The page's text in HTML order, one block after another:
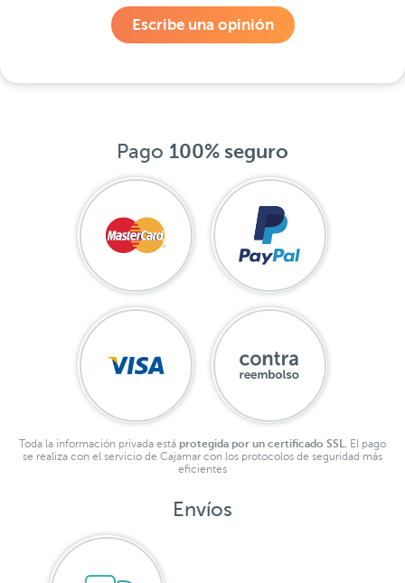
Escribe una opinión
Pago 100% seguro
Toda la información privada está protegida por un certificado SSL. El pago
se realiza con el servicio de Cajamar con los protocolos de seguridad más
eficientes
Envíos